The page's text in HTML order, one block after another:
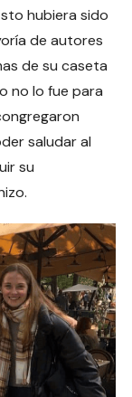
hubiera sido
de autores
de su caseta
no lo fue para
saludar al
su